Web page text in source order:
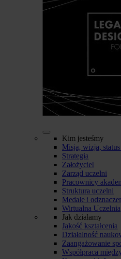
Kim jesteśmy
Misja, wizja,
Strategia
Założyciel
Zarząd uczelni
Pracownicy
Struktura uczelni
Medale i
Wirtualna Uczelnia
Jak działamy
Jakość kształcenia
Działalność
Zaangażowanie
Współpraca